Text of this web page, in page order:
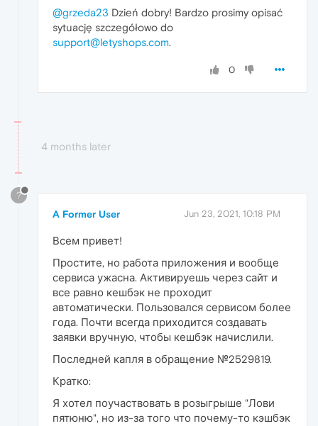
@grzeda23 Dzień dobry! Bardzo prosimy opisać
sytuację szczegółowo do
support@letyshops.com.
0
4 months later
?
A Former User Jun 23, 2021, 10:18 PM
Всем привет!
Простите, но работа приложения и вообще
сервиса ужасна. Активируешь через сайт и
все равно кешбэк не проходит
автоматически. Пользовался сервисом более
года. Почти всегда приходится создавать
заявки вручную, чтобы кешбэк начислили.
Последней капля в обращение №2529819.
Кратко:
Я хотел поучаствовать в розыгрыше "Лови
пятюню", но из-за того что почему-то кэшбэк